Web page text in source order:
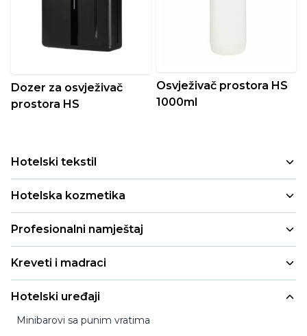
Hotelski tekstil
Jastuci i jorgani
Deke i prekrivači
Posteljina
Bademantili
Hotelska kozmetika
Refill i cartridge pakovanja
Profesionalna pakovanja
Dispanzeri
Hotelska higijena
Profesionalni namještaj
Stolice za enterijer sa rukonaslonom
Barske stolice za enterijer
Stolovi za enterijer
Kreveti i madraci
Hotelski uređaji
Minibarovi sa punim vratima
Dozer za osvježivač
prostora HS
Osvježivač prostora HS
1000ml